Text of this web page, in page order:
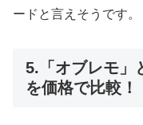
ードと言えそうです。
5.「オブレモ」
を価格で比較！